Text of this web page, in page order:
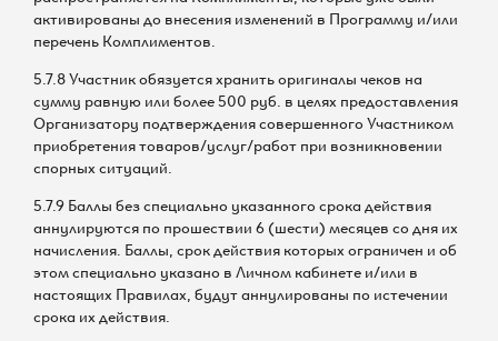
активированы до внесения изменений в Программу и/или
перечень Комплиментов.
5.7.8 Участник обязуется хранить оригиналы чеков на
сумму равную или более 500 руб. в целях предоставления
Организатору подтверждения совершенного Участником
приобретения товаров/услуг/работ при возникновении
спорных ситуаций.
5.7.9 Баллы без специально указанного срока действия
аннулируются по прошествии 6 (шести) месяцев со дня их
начисления. Баллы, срок действия которых ограничен и об
этом специально указано в Личном кабинете и/или в
настоящих Правилах, будут аннулированы по истечении
срока их действия.